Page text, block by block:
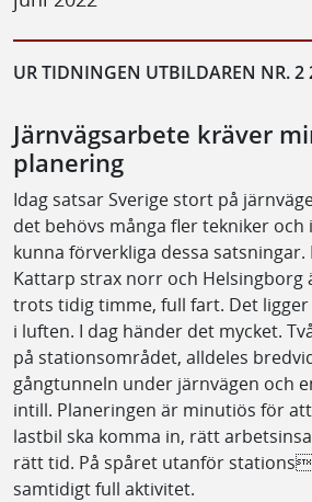
UR TIDNINGEN UTBILDAREN NR. 2
Järnvägsarbete kräver
planering
Idag satsar Sverige stort på
det behövs många fler tekniker
kunna förverkliga dessa satsningar.
Kattarp strax norr och Helsingborg
trots tidig timme, full fart. Det
i luften. I dag händer det mycket.
på stationsområdet, alldeles
gångtunneln under järnvägen och
intill. Planeringen är minutiös för
lastbil ska komma in, rätt
rätt tid. På spåret utanför
samtidigt full aktivitet.